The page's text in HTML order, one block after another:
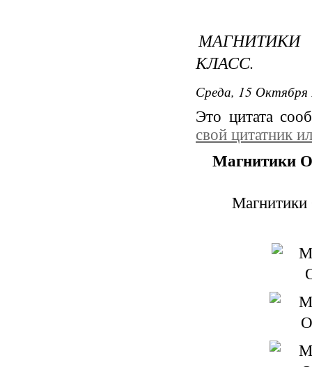
КЛАСС.
Среда, 15
Это цитата
свой цитатник
Магнитики